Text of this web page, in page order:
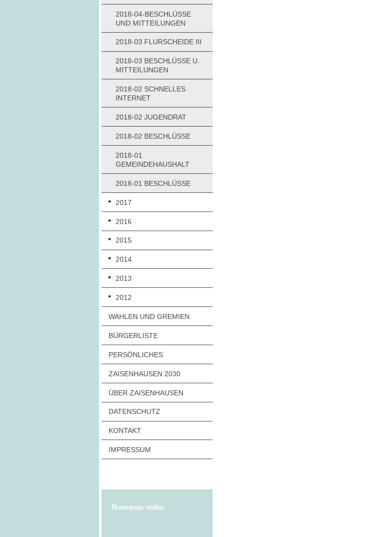
2018-04-BESCHLÜSSE
UND MITTEILUNGEN
2018-03 FLURSCHEIDE III
2018-03 BESCHLÜSSE U.
MITTEILUNGEN
2018-02 SCHNELLES
INTERNET
2018-02 JUGENDRAT
2018-02 BESCHLÜSSE
2018-01
GEMEINDEHAUSHALT
2018-01 BESCHLÜSSE
2017
2016
2015
2014
2013
2012
WAHLEN UND GREMIEN
BÜRGERLISTE
PERSÖNLICHES
ZAISENHAUSEN 2030
ÜBER ZAISENHAUSEN
DATENSCHUTZ
KONTAKT
IMPRESSUM
Homepage online